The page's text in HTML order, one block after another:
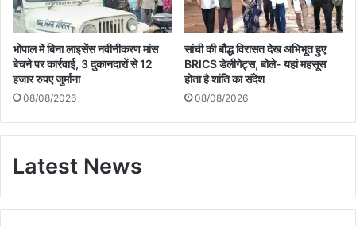
भोपाल में बिना लाइसेंस नवीनीकरण मांस
बेचने पर कार्रवाई, 3 दुकानदारों से 12
हजार रुपए जुर्माना
08/08/2026
सांची की बौद्ध विरासत देख अभिभूत हुए
BRICS डेलीगेट्स, बोले- यहां महसूस
होता है शांति का संदेश
08/08/2026
Latest News